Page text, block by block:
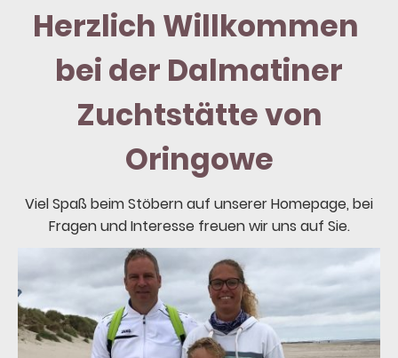
Herzlich Willkommen
bei der Dalmatiner
Zuchtstätte von
Oringowe
Viel Spaß beim Stöbern auf unserer Homepage, bei
Fragen und Interesse freuen wir uns auf Sie.